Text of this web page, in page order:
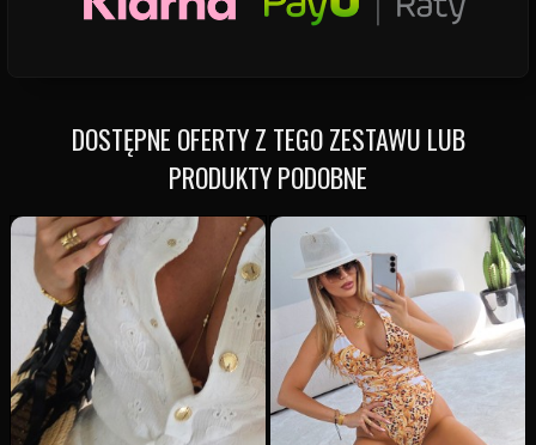
DOSTĘPNE OFERTY Z TEGO ZESTAWU LUB
PRODUKTY PODOBNE